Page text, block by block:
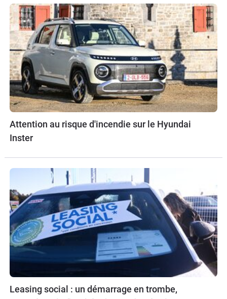
Attention au risque d'incendie sur le Hyundai
Inster
Leasing social : un démarrage en trombe,